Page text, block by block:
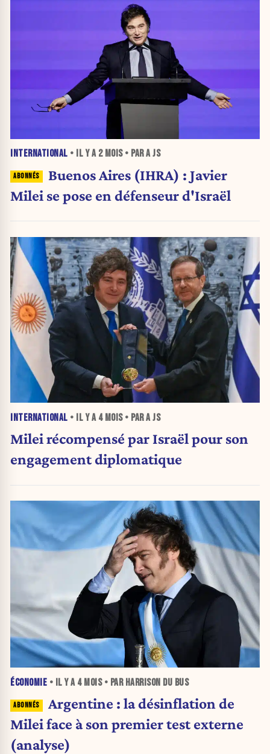
INTERNATIONAL • IL Y A 2 MOIS• PAR A JS
Buenos Aires (IHRA) : Javier
Milei se pose en défenseur d'Israël
INTERNATIONAL • IL Y A 4 MOIS• PAR A JS
Milei récompensé par Israël pour son
engagement diplomatique
ÉCONOMIE • IL Y A 4 MOIS• PAR HARRISON DU BUS
Argentine : la désinflation de
Milei face à son premier test externe
(analyse)